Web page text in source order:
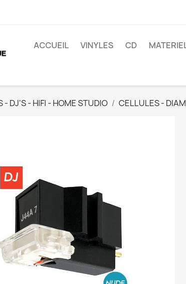
ACCUEIL VINYLES CD
- DJ'S - HIFI - HOME STUDIO CELLULES -